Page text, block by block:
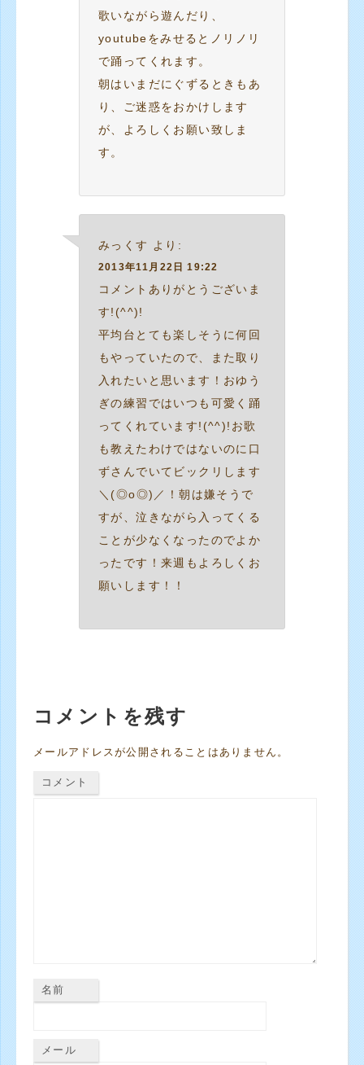
歌いながら遊んだり、
youtubeをみせるとノリノリ
で踊ってくれます。
朝はいまだにぐずるときもあ
り、ご迷惑をおかけします
が、よろしくお願い致しま
す。
みっくす より:
2013年11月22日 19:22
コメントありがとうございま
す!(^^)!
平均台とても楽しそうに何回
もやっていたので、また取り
入れたいと思います！おゆう
ぎの練習ではいつも可愛く踊
ってくれています!(^^)!お歌
も教えたわけではないのに口
ずさんでいてビックリします
＼(◎o◎)／！朝は嫌そうで
すが、泣きながら入ってくる
ことが少なくなったのでよか
ったです！来週もよろしくお
願いします！！
コメントを残す
メールアドレスが公開されることはありません。
コメント
名前
メール